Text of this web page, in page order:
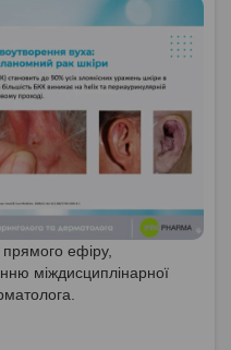
ефіру,
міждисциплінарної